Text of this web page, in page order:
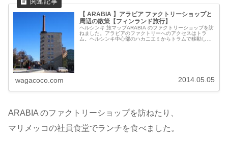
【 ARABIA 】アラビア ファクトリーショップと
周辺の散策【フィンランド旅行】
ヘルシンキ 旅マップARABIA のファクトリーショップを訪
ねました。アラビアのファクトリーへのアクセスはトラ
ム。ヘルシンキ中心部のハカニエミからトラムで移動しま
wagacoco.com 2014.05.05
ARABIA のファクトリーショップを訪ねたり、
マリメッコの社員食堂でランチを食べました。